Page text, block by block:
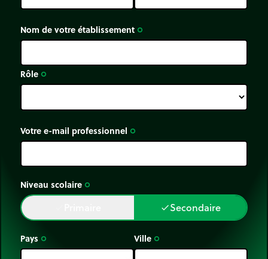
Nom de votre établissement trip_origin
Rôle trip_origin
Votre e-mail professionnel trip_origin
Niveau scolaire trip_origin
doneSecondaire
Pays trip_origin Ville trip_origin